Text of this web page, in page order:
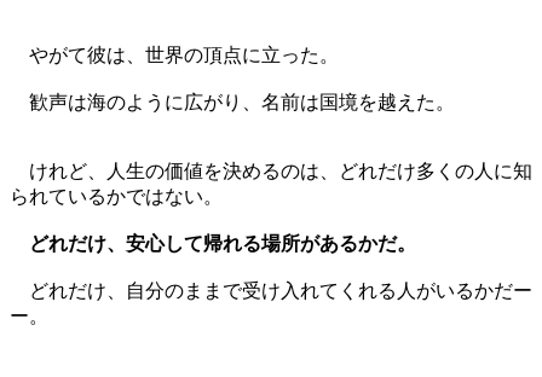
やがて彼は、世界の頂点に立った。
歓声は海のように広がり、名前は国境を越えた。
けれど、人生の価値を決めるのは、どれだけ多くの人に知
られているかではない。
どれだけ、安心して帰れる場所があるかだ。
どれだけ、自分のままで受け入れてくれる人がいるかだー
ー。